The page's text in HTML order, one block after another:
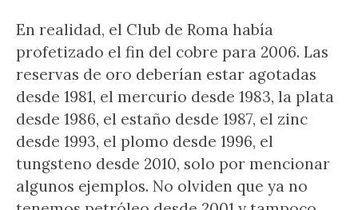
En realidad, el Club de Roma había
profetizado el fin del cobre para 2006. Las
reservas de oro deberían estar agotadas
desde 1981, el mercurio desde 1983, la plata
desde 1986, el estaño desde 1987, el zinc
desde 1993, el plomo desde 1996, el
tungsteno desde 2010, solo por mencionar
algunos ejemplos. No olviden que ya no